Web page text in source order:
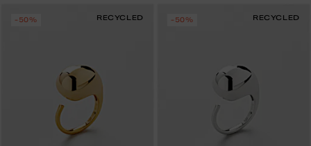
-50% RECYCLED -50% RECYCLED